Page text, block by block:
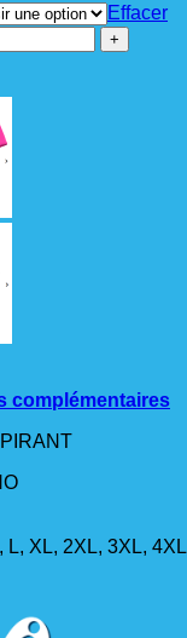
Effacer
complémentaires
L, XL, 2XL, 3XL, 4XL